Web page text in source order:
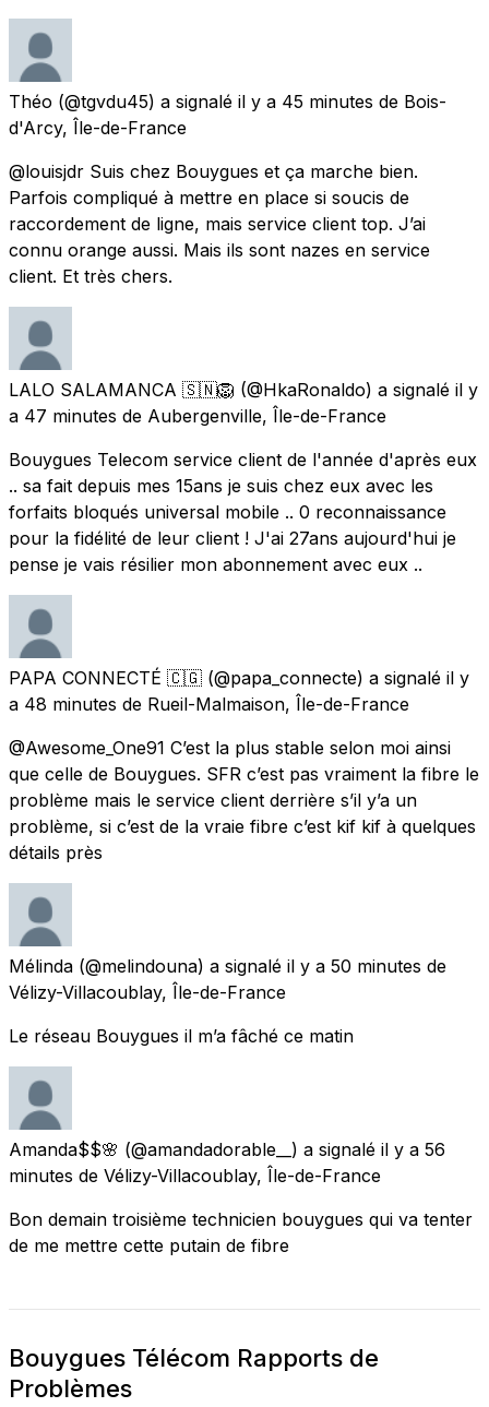
Théo (@tgvdu45) a signalé il y a 45 minutes de Bois-
d'Arcy, Île-de-France
@louisjdr Suis chez Bouygues et ça marche bien.
Parfois compliqué à mettre en place si soucis de
raccordement de ligne, mais service client top. J’ai
connu orange aussi. Mais ils sont nazes en service
client. Et très chers.
LALO SALAMANCA 🇸🇳🦁 (@HkaRonaldo) a signalé il y
a 47 minutes de Aubergenville, Île-de-France
Bouygues Telecom service client de l'année d'après eux
.. sa fait depuis mes 15ans je suis chez eux avec les
forfaits bloqués universal mobile .. 0 reconnaissance
pour la fidélité de leur client ! J'ai 27ans aujourd'hui je
pense je vais résilier mon abonnement avec eux ..
PAPA CONNECTÉ 🇨🇬 (@papa_connecte) a signalé il y
a 48 minutes de Rueil-Malmaison, Île-de-France
@Awesome_One91 C’est la plus stable selon moi ainsi
que celle de Bouygues. SFR c’est pas vraiment la fibre le
problème mais le service client derrière s’il y’a un
problème, si c’est de la vraie fibre c’est kif kif à quelques
détails près
Mélinda (@melindouna) a signalé il y a 50 minutes de
Vélizy-Villacoublay, Île-de-France
Le réseau Bouygues il m’a fâché ce matin
Amanda$$🌸 (@amandadorable__) a signalé il y a 56
minutes de Vélizy-Villacoublay, Île-de-France
Bon demain troisième technicien bouygues qui va tenter
de me mettre cette putain de fibre
Bouygues Télécom Rapports de
Problèmes